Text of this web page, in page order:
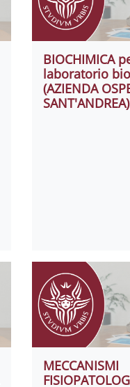
BIOCHIMICA
laboratorio
(AZIENDA
SANT'ANDREA)
MECCANISMI